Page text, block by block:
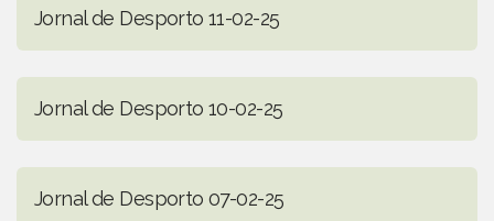
Jornal de Desporto 11-02-25
Jornal de Desporto 10-02-25
Jornal de Desporto 07-02-25